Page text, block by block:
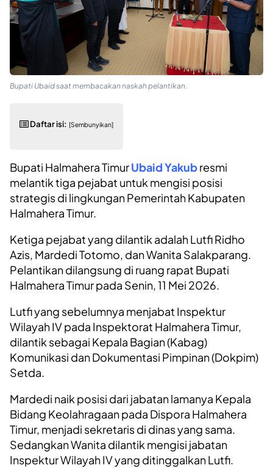
Bupati Ubaid saat membacakan naskah pelantikan.
Daftar isi: [Sembunyikan]
Bupati Halmahera TimurUbaid Yakubresmi
melantik tiga pejabat untuk mengisi posisi
strategis di lingkungan Pemerintah Kabupaten
Halmahera Timur.
Ketiga pejabat yang dilantik adalah Lutfi Ridho
Azis, Mardedi Totomo, dan Wanita Salakparang.
Pelantikan dilangsung di ruang rapat Bupati
Halmahera Timur pada Senin, 11 Mei 2026.
Lutfi yang sebelumnya menjabat Inspektur
Wilayah IV pada Inspektorat Halmahera Timur,
dilantik sebagai Kepala Bagian (Kabag)
Komunikasi dan Dokumentasi Pimpinan (Dokpim)
Setda.
Mardedi naik posisi dari jabatan lamanya Kepala
Bidang Keolahragaan pada Dispora Halmahera
Timur, menjadi sekretaris di dinas yang sama.
Sedangkan Wanita dilantik mengisi jabatan
Inspektur Wilayah IV yang ditinggalkan Lutfi.